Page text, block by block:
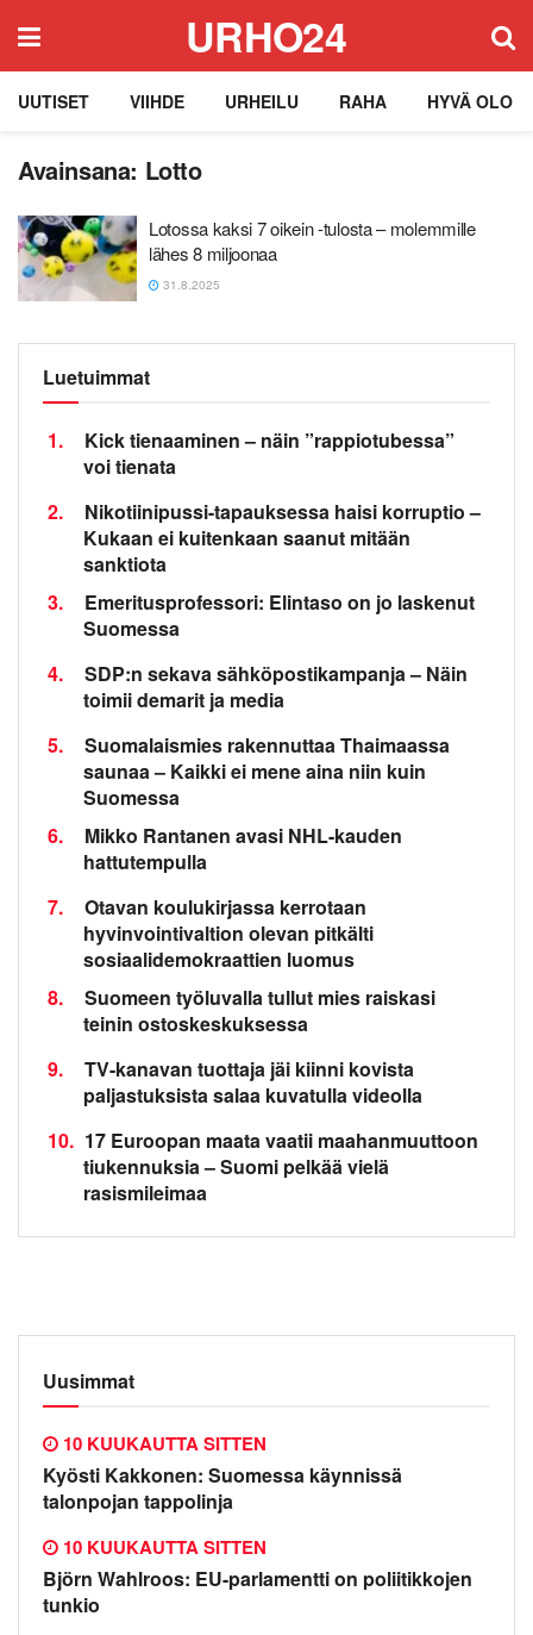
URHO24
UUTISET VIIHDE URHEILU RAHA HYVÄ OLO
Avainsana: Lotto
Lotossa kaksi 7 oikein -tulosta – molemmille
lähes 8 miljoonaa
31.8.2025
Luetuimmat
1.
Kick tienaaminen – näin ”rappiotubessa”
voi tienata
2.
Nikotiinipussi-tapauksessa haisi korruptio –
Kukaan ei kuitenkaan saanut mitään
sanktiota
3.
Emeritusprofessori: Elintaso on jo laskenut
Suomessa
4.
SDP:n sekava sähköpostikampanja – Näin
toimii demarit ja media
5.
Suomalaismies rakennuttaa Thaimaassa
saunaa – Kaikki ei mene aina niin kuin
Suomessa
6.
Mikko Rantanen avasi NHL-kauden
hattutempulla
7.
Otavan koulukirjassa kerrotaan
hyvinvointivaltion olevan pitkälti
sosiaalidemokraattien luomus
8.
Suomeen työluvalla tullut mies raiskasi
teinin ostoskeskuksessa
9.
TV-kanavan tuottaja jäi kiinni kovista
paljastuksista salaa kuvatulla videolla
10. 17 Euroopan maata vaatii maahanmuuttoon
tiukennuksia – Suomi pelkää vielä
rasismileimaa
Uusimmat
Kyösti Kakkonen: Suomessa käynnissä
talonpojan tappolinja
10 KUUKAUTTA SITTEN
Björn Wahlroos: EU-parlamentti on poliitikkojen
tunkio
10 KUUKAUTTA SITTEN